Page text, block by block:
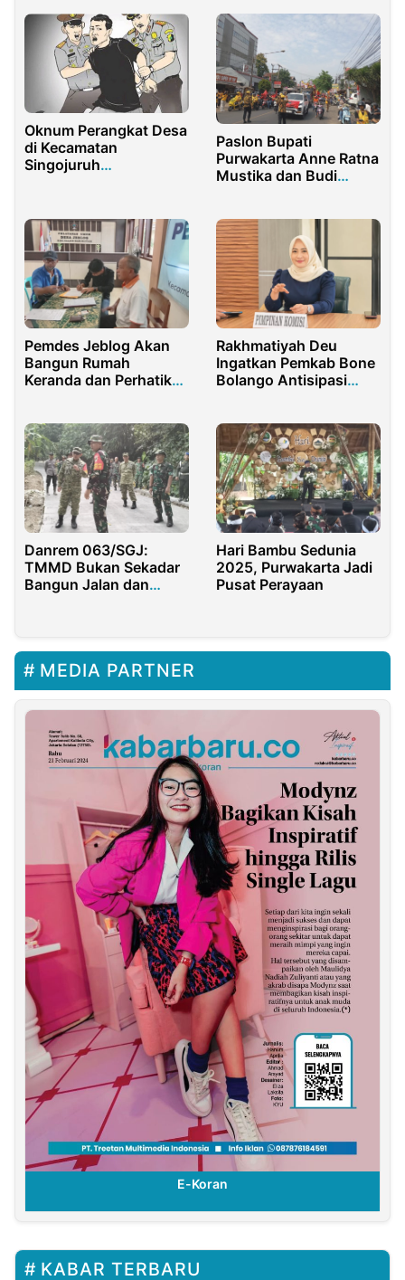
Oknum Perangkat Desa
di Kecamatan
Singojuruh
Polisi. Ini Kasusnya
Paslon Bupati
Purwakarta Anne Ratna
Mustika dan Budi
Pendaftaran Meriah ke
KPU
Pemdes Jeblog Akan
Bangun Rumah
Keranda dan Perhatikan
Rakhmatiyah Deu
Ingatkan Pemkab Bone
Bolango Antisipasi
Danrem 063/SGJ:
TMMD Bukan Sekadar
Bangun Jalan dan
Hari Bambu Sedunia
2025, Purwakarta Jadi
Pusat Perayaan
MEDIA PARTNER
E-Koran
KABAR TERBARU